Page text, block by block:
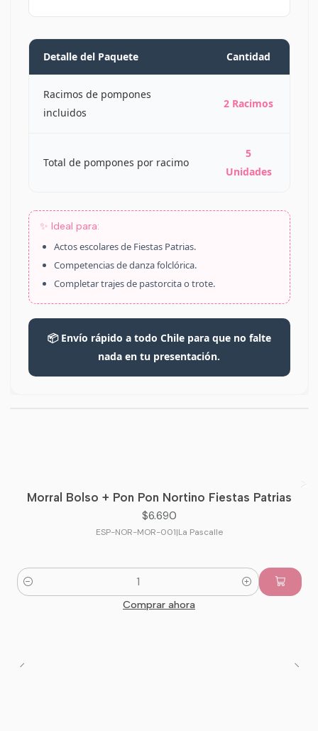
Detalle del Paquete Cantidad
Racimos de pompones
incluidos
2 Racimos
Total de pompones por racimo
5
Unidades
✨ Ideal para:
Actos escolares de Fiestas Patrias.
Competencias de danza folclórica.
Completar trajes de pastorcita o trote.
📦 Envío rápido a todo Chile para que no falte
nada en tu presentación.
Morral Bolso + Pon Pon Nortino Fiestas Patrias
$6.690
ESP-NOR-MOR-001|La Pascalle
Cantidad
Comprar ahora